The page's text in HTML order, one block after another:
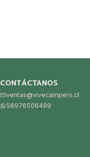
CONTÁCTANOS
ventas@vivecampers.cl
56976506499